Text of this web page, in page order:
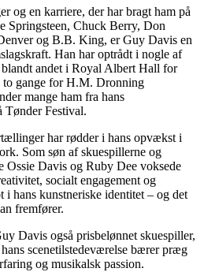
og en karriere, der har bragt ham på
Springsteen, Chuck Berry, Don
og B.B. King, er Guy Davis en
Han har optrådt i nogle af
blandt andet i Royal Albert Hall for
to gange for H.M. Dronning
mange ham fra hans
Festival.
har rødder i hans opvækst i
Som søn af skuespillerne og
Ossie Davis og Ruby Dee voksede
socialt engagement og
i hans kunstneriske identitet – og det
fremfører.
Davis også prisbelønnet skuespiller,
scenetilstedeværelse bærer præg
og musikalsk passion.